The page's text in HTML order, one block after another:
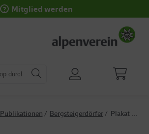
Mitglied werden
Publikationen Bergsteigerdörfer Plakat Bergsteigerdörfer